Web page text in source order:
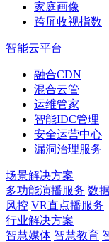
家庭画像
跨屏收视指数
智能云平台
融合CDN
混合云管
运维管家
智能IDC管理
安全运营中心
漏洞治理服务
场景解决方案
多功能演播服务 数
风控 VR直点播服务
行业解决方案
智慧媒体 智慧教育